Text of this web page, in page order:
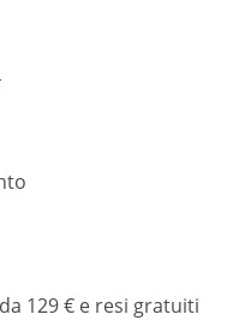
129 € e resi gratuiti